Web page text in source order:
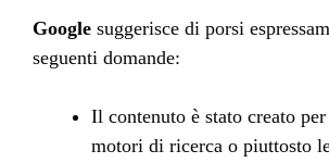
Google suggerisce di porsi
seguenti domande:
Il contenuto è stato creato
motori di ricerca o piuttosto